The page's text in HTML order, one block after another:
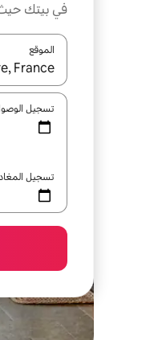
في بيتك
الموقع
عند توفر
تسجيل
تسجيل